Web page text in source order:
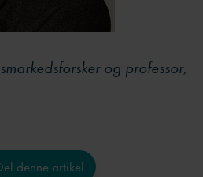
og professor,
denne artikel